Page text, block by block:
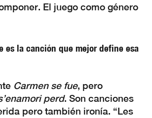
El juego como género
es la canción que mejor define esa
Carmen se fue, pero
perd. Son canciones
pero también ironía. “Les